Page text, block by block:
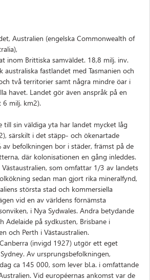
Australien (engelska Commonwealth of
inom Brittiska samväldet. 18,8 milj. inv.
fastlandet med Tasmanien och
två territorier samt några mindre öar i
havet. Landet gör även anspråk på en
milj. km2).
till sin väldiga yta har landet mycket låg
särskilt i det stäpp- och ökenartade
befolkningen bor i städer, främst på de
där kolonisationen en gång inleddes.
som omfattar 1/3 av landets
sedan man gjort rika mineralfynd,
största stad och kommersiella
vid en av världens förnämsta
i Nya Sydwales. Andra betydande
Adelaide på sydkusten, Brisbane i
och Perth i Västaustralien.
(invigd 1927) utgör ett eget
Av ursprungsbefolkningen,
ca 145 000, som lever bl.a. i omfattande
Vid européernas ankomst var de